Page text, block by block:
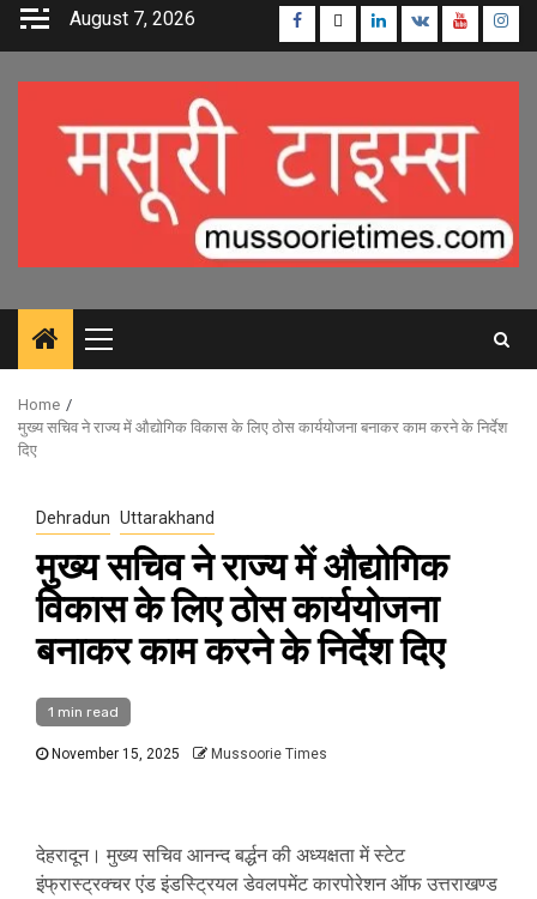
Skip
August 7, 2026 Facebook
TwitterLinkedin
VK Youtube
Primary
Menu
Home
मुख्य सचिव ने राज्य में औद्योगिक विकास के लिए ठोस कार्ययोजना बनाकर काम करने के निर्देश
दिए
Dehradun Uttarakhand
मुख्य सचिव ने राज्य में औद्योगिक
विकास के लिए ठोस कार्ययोजना
बनाकर काम करने के निर्देश दिए
1 min read
November 15, 2025 Mussoorie Times
देहरादून। मुख्य सचिव आनन्द बर्द्धन की अध्यक्षता में स्टेट
इंफ्रास्ट्रक्चर एंड इंडस्ट्रियल डेवलपमेंट कारपोरेशन ऑफ उत्तराखण्ड